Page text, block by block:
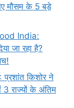
मौसम के 5 बड़े
India:
जा रहा है?
किशोर ने
3 राज्यों के अंतिम